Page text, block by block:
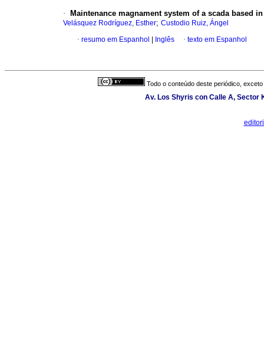
· Maintenance magnament system of a scada based
Velásquez Rodríguez, Esther; Custodio Ruiz, Ángel
· resumo em Espanhol Inglês · texto em Espanhol
Todo o conteúdo deste periódico,
Av. Los Shyris con Calle A, Sector